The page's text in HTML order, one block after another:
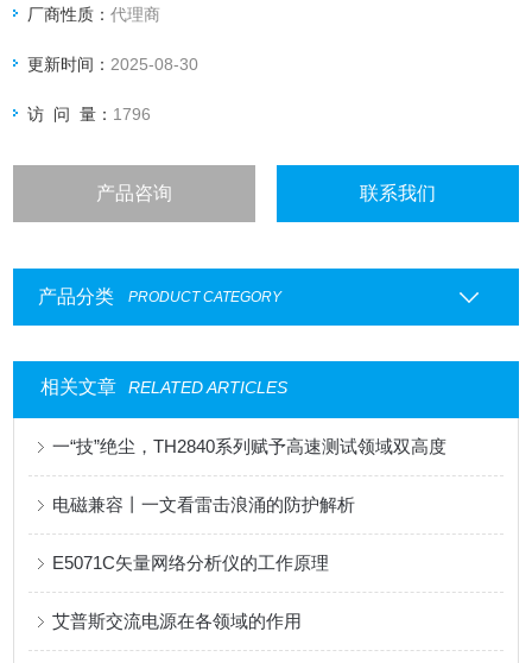
厂商性质：代理商
更新时间： 2025-08-30
访 问 量： 1796
产品咨询 联系我们
产品分类 PRODUCT CATEGORY
相关文章 RELATED ARTICLES
一“技”绝尘，TH2840系列赋予高速测试领域双高度
电磁兼容丨一文看雷击浪涌的防护解析
E5071C矢量网络分析仪的工作原理
艾普斯交流电源在各领域的作用